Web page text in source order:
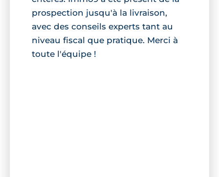
prospection jusqu'à la livraison,
avec des conseils experts tant au
niveau fiscal que pratique. Merci à
toute l'équipe !